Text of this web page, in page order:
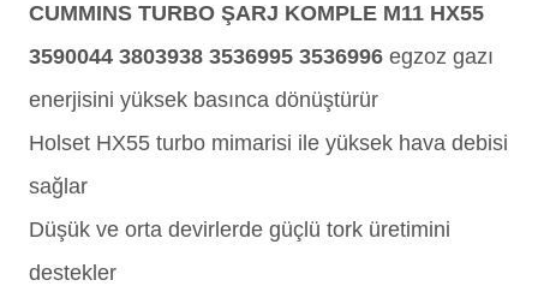
CUMMINS TURBO ŞARJ KOMPLE M11 HX55
3590044 3803938 3536995 3536996 egzoz gazı
enerjisini yüksek basınca dönüştürür
Holset HX55 turbo mimarisi ile yüksek hava debisi
sağlar
Düşük ve orta devirlerde güçlü tork üretimini
destekler